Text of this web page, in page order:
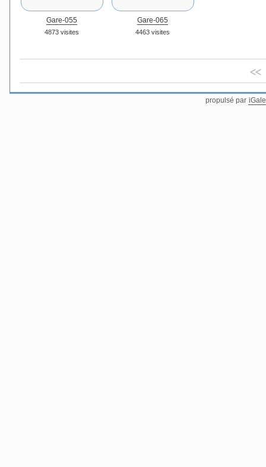
Gare-055
4873 visites
Gare-065
4463 visites
<<
propulsé par